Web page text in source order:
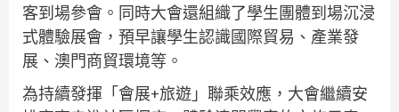
客到場參會。同時大會還組織了學生團體到場沉浸
式體驗展會，預早讓學生認識國際貿易、產業發
展、澳門商貿環境等。
為持續發揮「會展+旅遊」聯乘效應，大會繼續安